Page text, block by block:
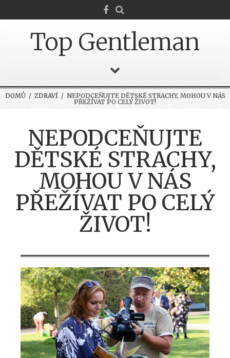
Top Gentleman
DOMŮ/ ZDRAVÍ/ NEPODCEŇUJTE DĚTSKÉ STRACHY, MOHOU V NÁS
PŘEŽÍVAT PO CELÝ ŽIVOT!
NEPODCEŇUJTE
DĚTSKÉ STRACHY,
MOHOU V NÁS
PŘEŽÍVAT PO CELÝ
ŽIVOT!